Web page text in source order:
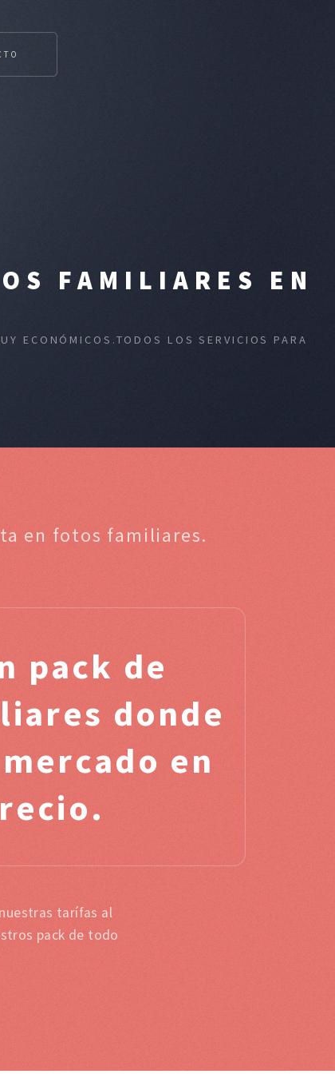
FAMILIARES EN
ECONÓMICOS.TODOS LOS SERVICIOS PARA
en fotos familiares.
pack de
donde
en
tarífas al
pack de todo